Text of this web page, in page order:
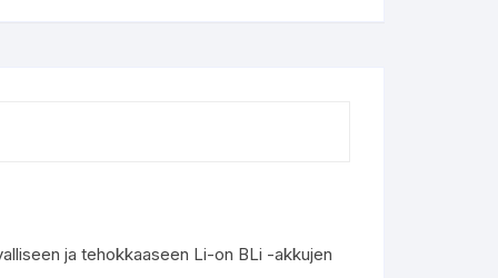
ja tehokkaaseen Li-on BLi -akkujen